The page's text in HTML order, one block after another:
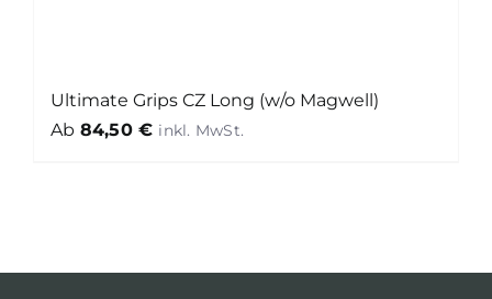
Ultimate Grips CZ Long (w/o Magwell)
Ab 84,50€